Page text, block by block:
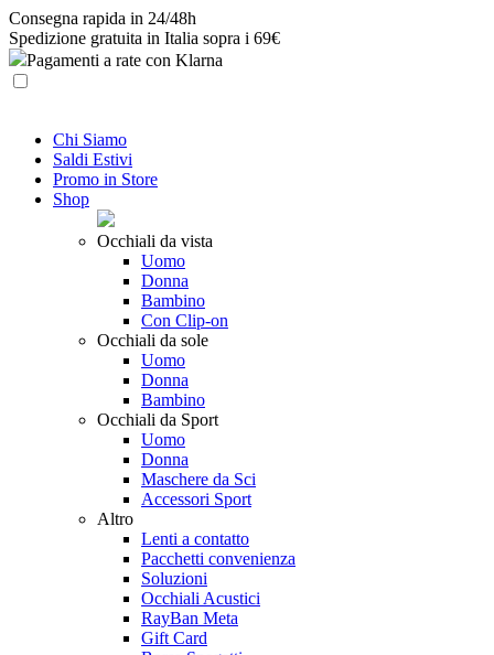
Skip
to
content
Consegna rapida in 24/48h
Spedizione gratuita in Italia sopra i 69€
Pagamenti a rate con Klarna
Chi Siamo
Saldi Estivi
Promo in Store
Shop
Occhiali da vista
Uomo
Donna
Bambino
Con Clip-on
Occhiali da sole
Uomo
Donna
Bambino
Occhiali da Sport
Uomo
Donna
Maschere da Sci
Accessori Sport
Altro
Lenti a contatto
Pacchetti convenienza
Soluzioni
Occhiali Acustici
RayBan Meta
Gift Card